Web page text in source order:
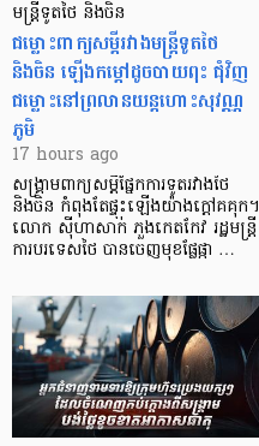
មន្ត្រីទូតថៃ និងចិន
ជម្លោះពាក្យសម្តីរវាងមន្ត្រីទូតថៃ
និងចិន ឡើងកម្ដៅដូចបាយពុះ ជុំវិញ
ជម្លោះនៅព្រលានយន្តហោះសុវណ្ណ
ភូមិ
17 hours ago
សង្គ្រាមពាក្យសម្តីផ្នែកការទូតរវាងថៃ
និងចិន កំពុងតែផ្ទុះឡើងយ៉ាងក្តៅគគុក។
លោក ស៊ីហាសាក់ ភួងកេតកែវ រដ្ឋមន្ត្រី
ការបរទេសថៃ បានចេញមុខផ្លែផ្កា …